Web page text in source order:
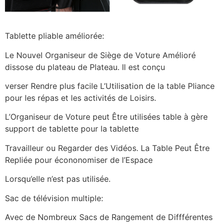
Tablette pliable améliorée:
Le Nouvel Organiseur de Siège de Voture Amélioré
dissose du plateau de Plateau. Il est conçu
verser Rendre plus facile L’Utilisation de la table Pliance
pour les répas et les activités de Loisirs.
L’Organiseur de Voture peut Être utilisées table à gère
support de tablette pour la tablette
Travailleur ou Regarder des Vidéos. La Table Peut Être
Repliée pour écononomiser de l’Espace
Lorsqu’elle n’est pas utilisée.
Sac de télévision multiple:
Avec de Nombreux Sacs de Rangement de Diffférentes